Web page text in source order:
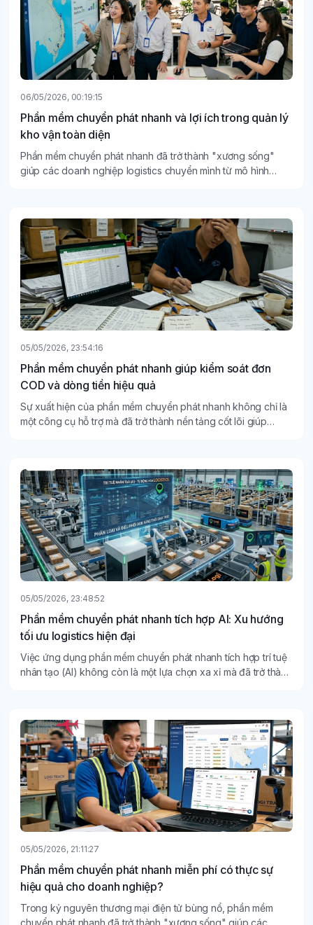
06/05/2026, 00:19:15
Phần mềm chuyển phát nhanh và lợi ích trong quản lý
kho vận toàn diện
Phần mềm chuyển phát nhanh đã trở thành "xương sống"
giúp các doanh nghiệp logistics chuyển mình từ mô hình
05/05/2026, 23:54:16
Phần mềm chuyển phát nhanh giúp kiểm soát đơn
COD và dòng tiền hiệu quả
Sự xuất hiện của phần mềm chuyển phát nhanh không chỉ là
một công cụ hỗ trợ mà đã trở thành nền tảng cốt lõi giúp
05/05/2026, 23:48:52
Phần mềm chuyển phát nhanh tích hợp AI: Xu hướng
tối ưu logistics hiện đại
Việc ứng dụng phần mềm chuyển phát nhanh tích hợp trí tuệ
nhân tạo (AI) không còn là một lựa chọn xa xỉ mà đã trở thành
05/05/2026, 21:11:27
Phần mềm chuyển phát nhanh miễn phí có thực sự
hiệu quả cho doanh nghiệp?
Trong kỷ nguyên thương mại điện tử bùng nổ, phần mềm
chuyển phát nhanh đã trở thành "xương sống" giúp các